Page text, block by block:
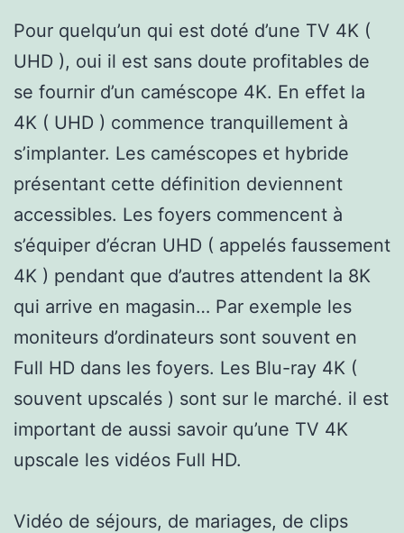
Pour quelqu’un qui est doté d’une TV 4K (
UHD ), oui il est sans doute profitables de
se fournir d’un caméscope 4K. En effet la
4K ( UHD ) commence tranquillement à
s’implanter. Les caméscopes et hybride
présentant cette définition deviennent
accessibles. Les foyers commencent à
s’équiper d’écran UHD ( appelés faussement
4K ) pendant que d’autres attendent la 8K
qui arrive en magasin… Par exemple les
moniteurs d’ordinateurs sont souvent en
Full HD dans les foyers. Les Blu-ray 4K (
souvent upscalés ) sont sur le marché. il est
important de aussi savoir qu’une TV 4K
upscale les vidéos Full HD.
Vidéo de séjours, de mariages, de clips